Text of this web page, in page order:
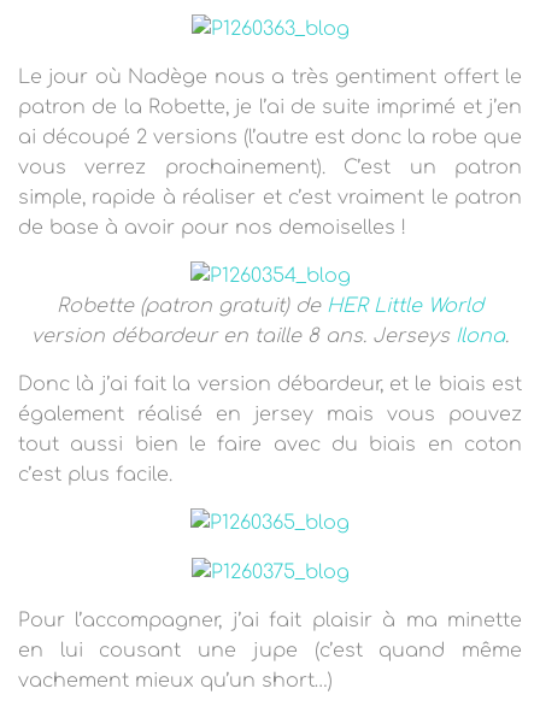
Le jour où Nadège nous a très gentiment offert le
patron de la Robette, je l’ai de suite imprimé et j’en
ai découpé 2 versions (l’autre est donc la robe que
vous verrez prochainement). C’est un patron
simple, rapide à réaliser et c’est vraiment le patron
de base à avoir pour nos demoiselles !
Robette (patron gratuit) de HER Little World
version débardeur en taille 8 ans. Jerseys Ilona.
Donc là j’ai fait la version débardeur, et le biais est
également réalisé en jersey mais vous pouvez
tout aussi bien le faire avec du biais en coton
c’est plus facile.
Pour l’accompagner, j’ai fait plaisir à ma minette
en lui cousant une jupe (c’est quand même
vachement mieux qu’un short…)